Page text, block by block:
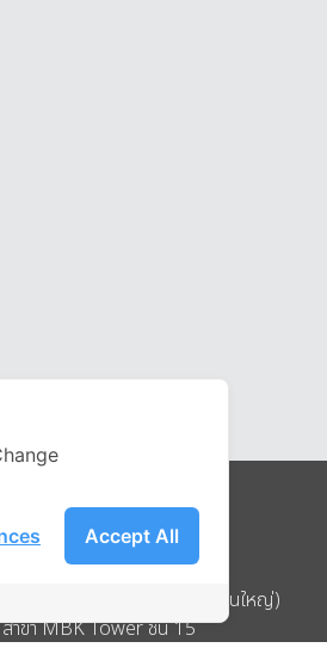
อิกไนท์ เอ สตาร์ จำกัด (สำนักงานใหญ่)
าขา MBK Tower ชั้น 15
Accept All